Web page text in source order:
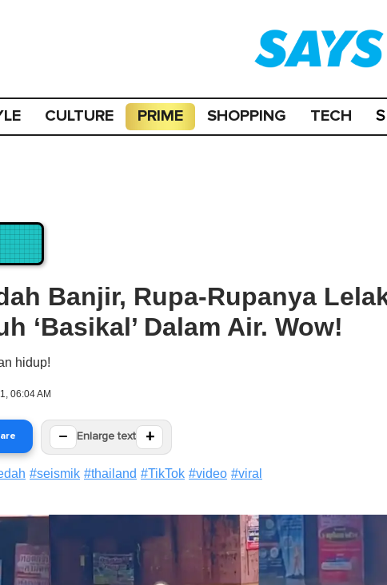
CULTURE PRIME SHOPPING TECH
Banjir, Rupa-Rupanya
‘Basikal’ Dalam Air. Wow!
hidup!
06:04 AM
− Enlarge text +
#seismik #thailand #TikTok #video #viral